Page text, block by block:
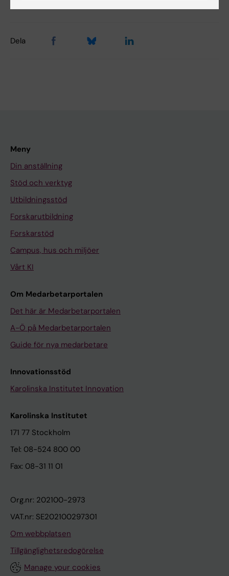
Dela
Meny
Din anställning
Stöd och verktyg
Utbildningsstöd
Forskarutbildning
Forskarstöd
Campus, hus och miljöer
Vårt KI
Om Medarbetarportalen
Det här är Medarbetarportalen
A-Ö på Medarbetarportalen
Guide för nya medarbetare
Innovationsstöd
Karolinska Institutet Innovation
Karolinska Institutet
171 77 Stockholm
Tel: 08-524 800 00
Fax: 08-31 11 01
Org.nr: 202100-2973
VAT.nr: SE202100297301
Om webbplatsen
Tillgänglighetsredogörelse
Manage your cookies